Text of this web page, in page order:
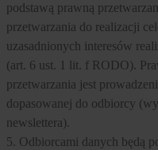
podstawą prawną
przetwarzania do realizacji
uzasadnionych interesów
(art. 6 ust. 1 lit. f RODO).
przetwarzania jest
dopasowanej do odbiorcy
newslettera).
5. Odbiorcami danych będą